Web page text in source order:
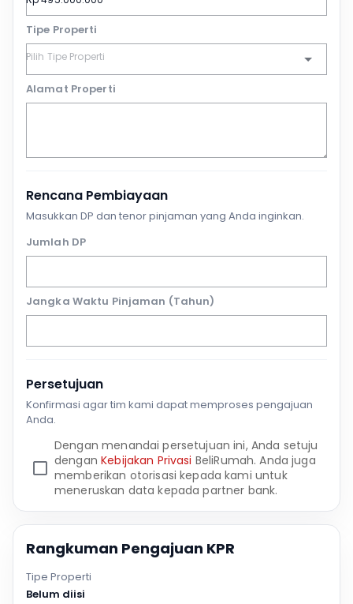
Tipe Properti
Alamat Properti
Rencana Pembiayaan
Masukkan DP dan tenor pinjaman yang Anda inginkan.
Jumlah DP
Jangka Waktu Pinjaman (Tahun)
Persetujuan
Konfirmasi agar tim kami dapat memproses pengajuan
Anda.
Dengan menandai persetujuan ini, Anda setuju
denganKebijakan Privasi BeliRumah. Anda juga
memberikan otorisasi kepada kami untuk
meneruskan data kepada partner bank.
Rangkuman Pengajuan KPR
Tipe Properti
Belum diisi